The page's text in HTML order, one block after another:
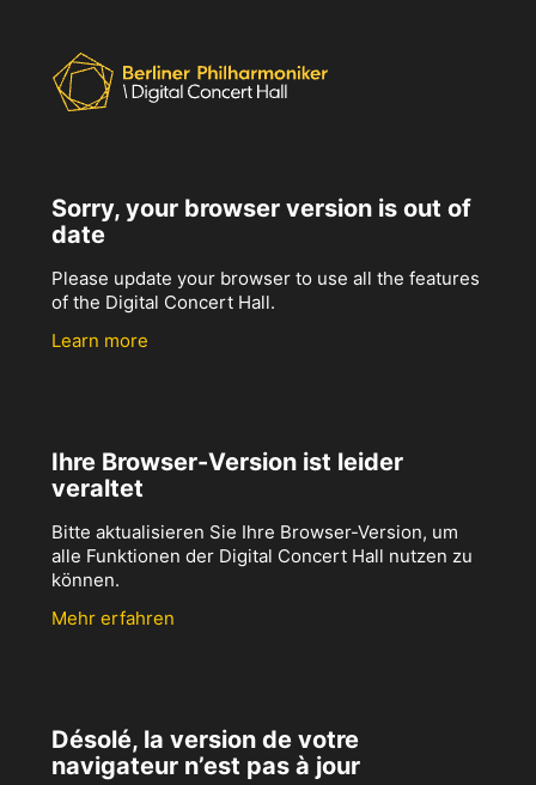
Sorry, your browser version is out of
date
Please update your browser to use all the features
of the Digital Concert Hall.
Learn more
Ihre Browser-Version ist leider
veraltet
Bitte aktualisieren Sie Ihre Browser-Version, um
alle Funktionen der Digital Concert Hall nutzen zu
können.
Mehr erfahren
Désolé, la version de votre
navigateur n’est pas à jour